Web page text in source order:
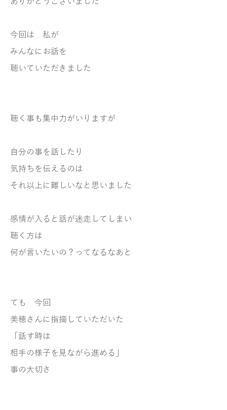
今回は 私が
みんなにお話を
聴いていただきました
聴く事も集中力がいりますが
自分の事を話したり
気持ちを伝えるのは
それ以上に難しいなと思いました
感情が入ると話が迷走してしまい
聴く方は
何が言いたいの？ってなるなあと
ても 今回
美穂さんに指摘していただいた
「話す時は
相手の様子を見ながら進める」
事の大切さ